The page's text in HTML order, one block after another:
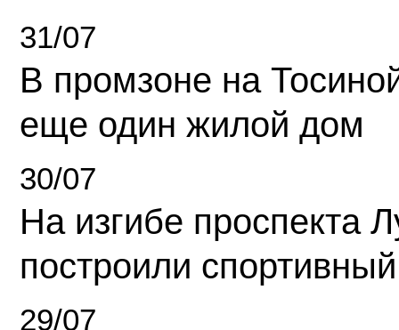
31/07
В промзоне на
еще один жилой дом
30/07
На изгибе проспекта
построили
29/07